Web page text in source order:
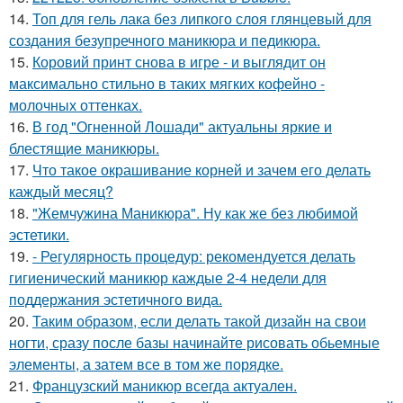
14. Топ для гель лака без липкого слоя глянцевый для
создания безупречного маникюра и педикюра.
15. Коровий принт снова в игре - и выглядит он
максимально стильно в таких мягких кофейно -
молочных оттенках.
16. В год "Огненной Лошади" актуальны яркие и
блестящие маникюры.
17. Что такое окрашивание корней и зачем его делать
каждый месяц?
18. "Жемчужина Маникюра". Ну как же без любимой
эстетики.
19. - Регулярность процедур: рекомендуется делать
гигиенический маникюр каждые 2-4 недели для
поддержания эстетичного вида.
20. Таким образом, если делать такой дизайн на свои
ногти, сразу после базы начинайте рисовать обьемные
элементы, а затем все в том же порядке.
21. Французский маникюр всегда актуален.